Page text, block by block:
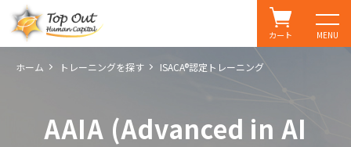
MENU
カート
ホーム トレーニングを探す ISACA®認定トレーニング
AAIA (Advanced in AI